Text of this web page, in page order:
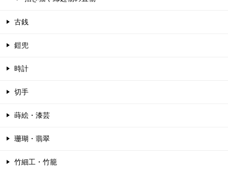
古銭
鎧兜
時計
切手
蒔絵・漆芸
珊瑚・翡翠
竹細工・竹籠